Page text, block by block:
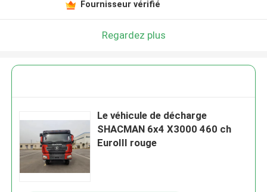
Fournisseur vérifié
Regardez plus
Le véhicule de décharge
SHACMAN 6x4 X3000 460 ch
EuroIII rouge